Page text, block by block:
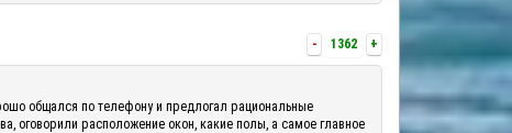
- 1362 +
общался по телефону и предлогал рациональные
оговорили расположение окон, какие полы, а самое главное